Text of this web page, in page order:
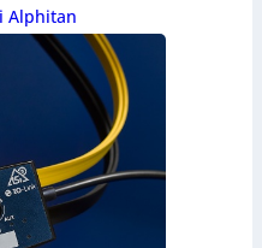
Alphitan